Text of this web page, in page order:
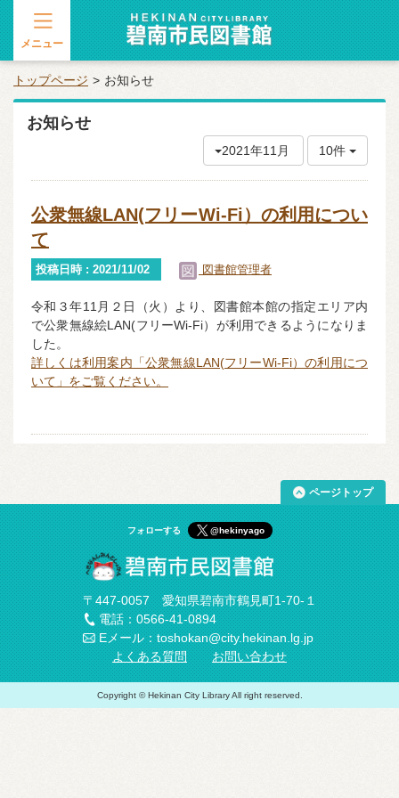
メニュー
トップページ お知らせ
お知らせ
2021年11月 10件
公衆無線LAN(フリーWi-Fi）の利用につい
て
投稿日時 : 2021/11/02 図書館管理者
令和３年11月２日（火）より、図書館本館の指定エリア内
で公衆無線絵LAN(フリーWi-Fi）が利用できるようになりま
した。
詳しくは利用案内「公衆無線LAN(フリーWi-Fi）の利用につ
いて」をご覧ください。
ページトップ
フォローする @hekinyago
〒447-0057 愛知県碧南市鶴見町1-70-１
電話：0566-41-0894
Eメール：toshokan@city.hekinan.lg.jp
よくある質問
お問い合わせ
Copyright © Hekinan City Library All right reserved.